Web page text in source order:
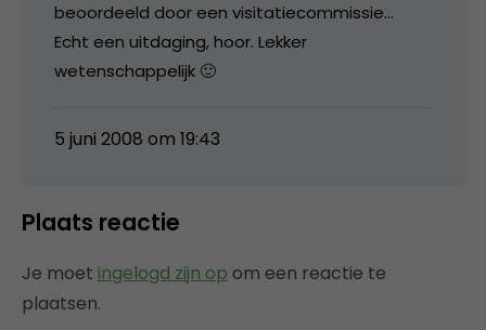
beoordeeld door een visitatiecommissie…
Echt een uitdaging, hoor. Lekker
wetenschappelijk 🙂
5 juni 2008 om 19:43
Plaats reactie
Je moet ingelogd zijn op om een reactie te
plaatsen.